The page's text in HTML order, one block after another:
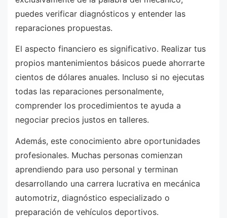
puedes verificar diagnósticos y entender las
reparaciones propuestas.
El aspecto financiero es significativo. Realizar tus
propios mantenimientos básicos puede ahorrarte
cientos de dólares anuales. Incluso si no ejecutas
todas las reparaciones personalmente,
comprender los procedimientos te ayuda a
negociar precios justos en talleres.
Además, este conocimiento abre oportunidades
profesionales. Muchas personas comienzan
aprendiendo para uso personal y terminan
desarrollando una carrera lucrativa en mecánica
automotriz, diagnóstico especializado o
preparación de vehículos deportivos.